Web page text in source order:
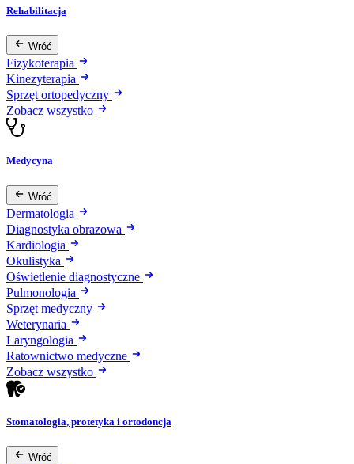
Rehabilitacja
Wróć
Fizykoterapia
Kinezyterapia
Sprzęt ortopedyczny
Zobacz wszystko
Medycyna
Wróć
Dermatologia
Diagnostyka obrazowa
Kardiologia
Okulistyka
Oświetlenie diagnostyczne
Pulmonologia
Sprzęt medyczny
Weterynaria
Laryngologia
Ratownictwo medyczne
Zobacz wszystko
Stomatologia, protetyka i ortodoncja
Wróć